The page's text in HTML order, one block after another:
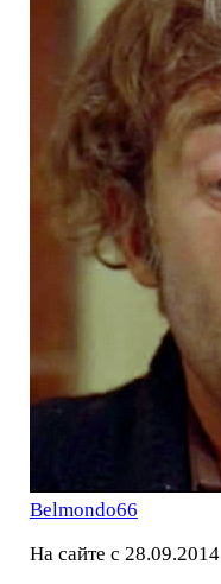
Belmondo66
На сайте с 28.09.2014